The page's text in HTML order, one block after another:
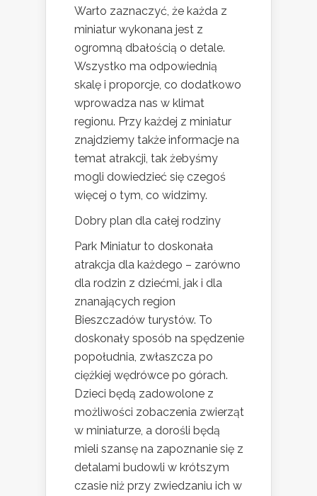
Warto zaznaczyć, że każda z
miniatur wykonana jest z
ogromną dbałością o detale.
Wszystko ma odpowiednią
skalę i proporcje, co dodatkowo
wprowadza nas w klimat
regionu. Przy każdej z miniatur
znajdziemy także informacje na
temat atrakcji, tak żebyśmy
mogli dowiedzieć się czegoś
więcej o tym, co widzimy.
Dobry plan dla całej rodziny
Park Miniatur to doskonała
atrakcja dla każdego – zarówno
dla rodzin z dziećmi, jak i dla
znanających region
Bieszczadów turystów. To
doskonały sposób na spędzenie
popołudnia, zwłaszcza po
ciężkiej wędrówce po górach.
Dzieci będą zadowolone z
możliwości zobaczenia zwierząt
w miniaturze, a dorośli będą
mieli szansę na zapoznanie się z
detalami budowli w krótszym
czasie niż przy zwiedzaniu ich w